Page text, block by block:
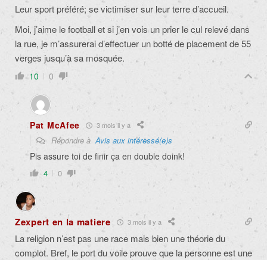
Leur sport préféré; se victimiser sur leur terre d’accueil.
Moi, j’aime le football et si j’en vois un prier le cul relevé dans
la rue, je m’assurerai d’effectuer un botté de placement de 55
verges jusqu’à sa mosquée.
10 0
Pat McAfee 3 mois il y a
Répondre àAvis aux intéressé(e)s
Pis assure toi de finir ça en double doink!
4 0
Zexpert en la matiere 3 mois il y a
La religion n’est pas une race mais bien une théorie du
complot. Bref, le port du voile prouve que la personne est une